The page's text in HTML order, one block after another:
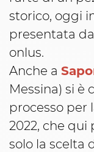
storico, oggi
presentata
onlus.
Anche a
Messina) si è
processo per
2022, che
solo la scelta